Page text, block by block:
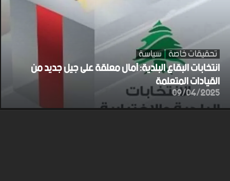
تحقيقات خاصة سياسة
انتخابات البقاع البلدية: آمال معلقة على جيل جديد من
القيادات المتعلمة
09/04/2025